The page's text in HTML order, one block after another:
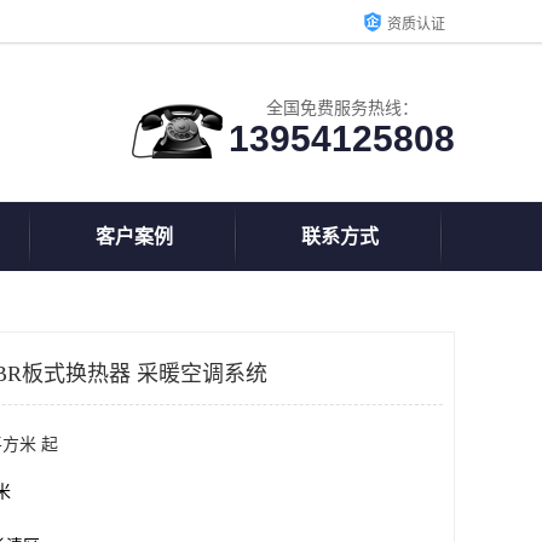
资质认证
全国免费服务热线：
13954125808
客户案例 联系方式
板式换热器 采暖空调系统
米 起